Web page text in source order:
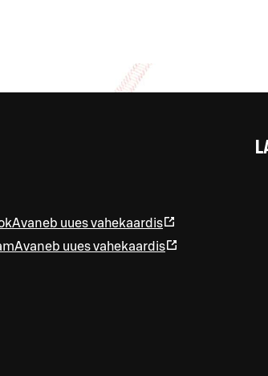
Avaneb uues vahekaardis
Avaneb uues vahekaardis